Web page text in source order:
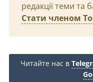
редакції теми та
Стати членом
Читайте нас в